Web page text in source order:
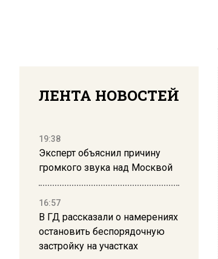
ЛЕНТА НОВОСТЕЙ
19:38
Эксперт объяснил причину
громкого звука над Москвой
16:57
В ГД рассказали о намерениях
остановить беспорядочную
застройку на участках